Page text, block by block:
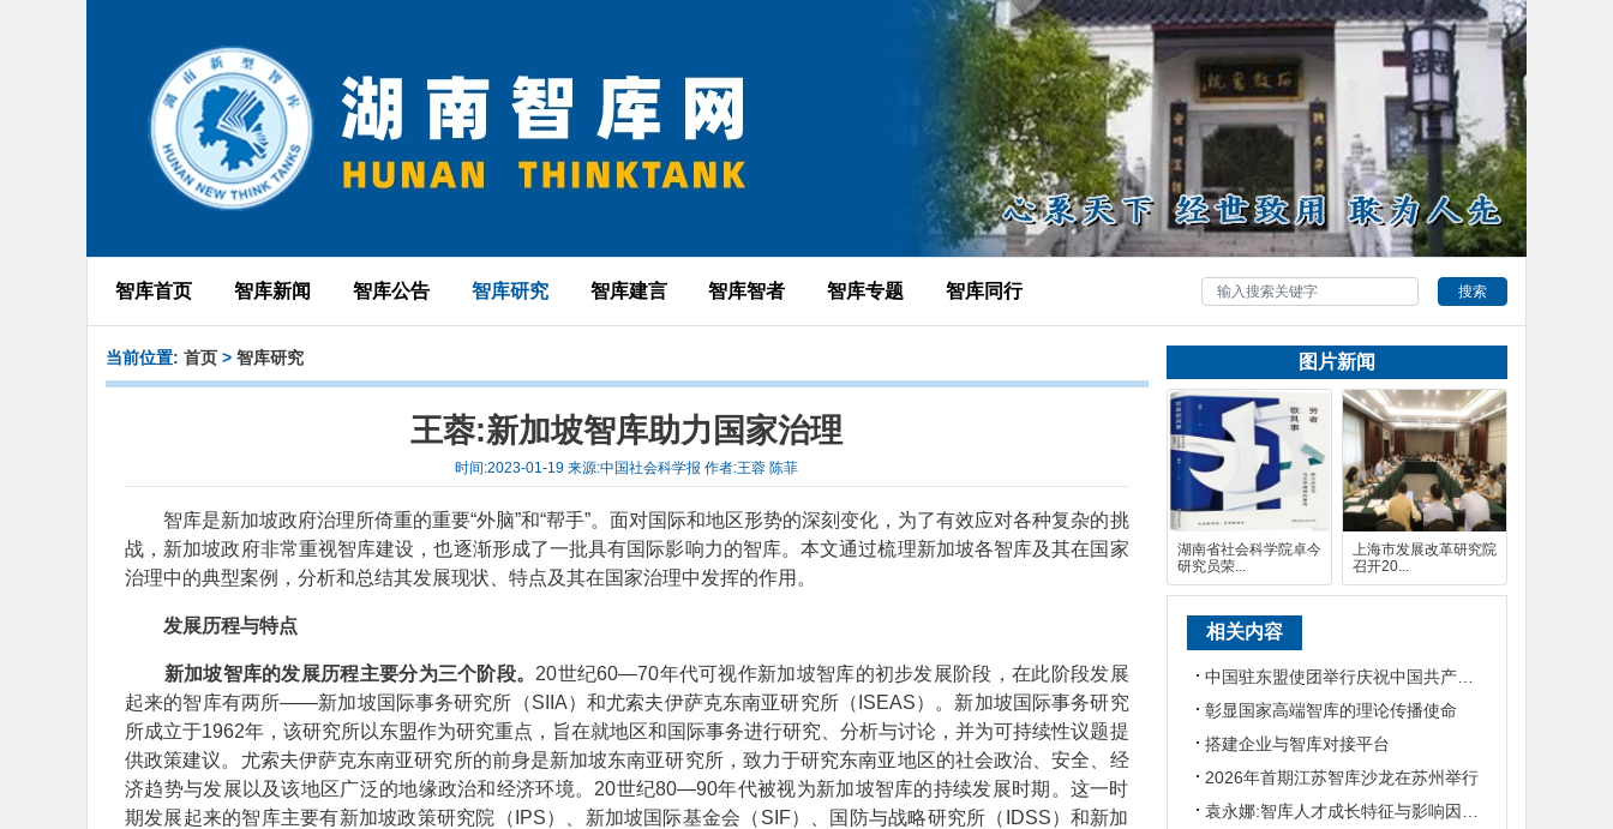
智库首页 智库新闻 智库公告 智库研究 智库建言 智库智者 智库专题 智库同行 搜索
当前位置: 首页 > 智库研究
王蓉:新加坡智库助力国家治理
时间:2023-01-19 来源:中国社会科学报 作者:王蓉 陈菲
智库是新加坡政府治理所倚重的重要“外脑”和“帮手”。面对国际和地区形势的深刻变化，为了有效应对各种复杂的挑
战，新加坡政府非常重视智库建设，也逐渐形成了一批具有国际影响力的智库。本文通过梳理新加坡各智库及其在国家
治理中的典型案例，分析和总结其发展现状、特点及其在国家治理中发挥的作用。
发展历程与特点
新加坡智库的发展历程主要分为三个阶段。 20世纪60—70年代可视作新加坡智库的初步发展阶段，在此阶段发展
起来的智库有两所——新加坡国际事务研究所（SIIA）和尤索夫伊萨克东南亚研究所（ISEAS）。新加坡国际事务研究
所成立于1962年，该研究所以东盟作为研究重点，旨在就地区和国际事务进行研究、分析与讨论，并为可持续性议题提
供政策建议。尤索夫伊萨克东南亚研究所的前身是新加坡东南亚研究所，致力于研究东南亚地区的社会政治、安全、经
济趋势与发展以及该地区广泛的地缘政治和经济环境。20世纪80—90年代被视为新加坡智库的持续发展时期。这一时
期发展起来的智库主要有新加坡政策研究院（IPS）、新加坡国际基金会（SIF）、国防与战略研究所（IDSS）和新加
图片新闻
湖南省社会科学院卓今
研究员荣...
上海市发展改革研究院
召开20...
相关内容
中国驻东盟使团举行庆祝中国共产党成立105周年媒体智库交流会
彰显国家高端智库的理论传播使命
搭建企业与智库对接平台
2026年首期江苏智库沙龙在苏州举行